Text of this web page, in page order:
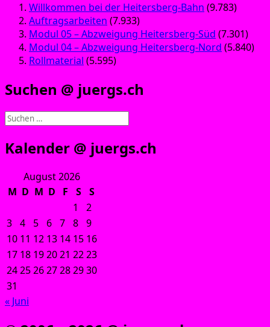
Willkommen bei der Heitersberg-Bahn (9.783)
Auftragsarbeiten (7.933)
Modul 05 – Abzweigung Heitersberg-Süd (7.301)
Modul 04 – Abzweigung Heitersberg-Nord (5.840)
Rollmaterial (5.595)
Suchen @ juergs.ch
Suchen
Kalender @ juergs.ch
August 2026
M D M D F S
S
1
2
3 4 5 6 7 8 9
10 11 12 13 14 15 16
17 18 192021 2223
24252627282930
31
« Juni